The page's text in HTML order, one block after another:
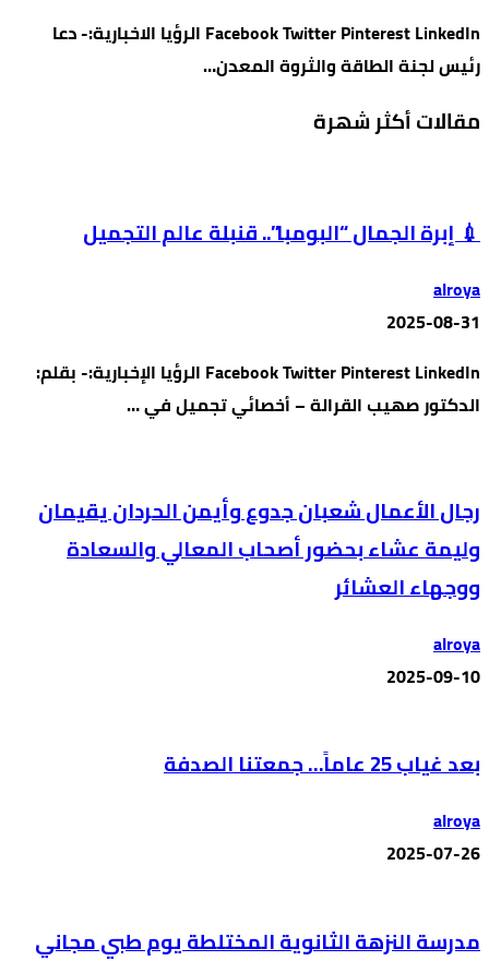
Facebook Twitter Pinterest LinkedIn الرؤيا الاخبارية:- دعا
رئيس لجنة الطاقة والثروة المعدن…
مقالات أكثر شهرة
💉 إبرة الجمال “البومبا”.. قنبلة عالم التجميل
alroya
2025-08-31
Facebook Twitter Pinterest LinkedIn الرؤيا الإخبارية:- بقلم:
الدكتور صهيب القرالة – أخصائي تجميل في …
رجال الأعمال شعبان جدوع وأيمن الحردان يقيمان
وليمة عشاء بحضور أصحاب المعالي والسعادة
ووجهاء العشائر
alroya
2025-09-10
بعد غياب 25 عاماً… جمعتنا الصدفة
alroya
2025-07-26
مدرسة النزهة الثانوية المختلطة يوم طبي مجاني